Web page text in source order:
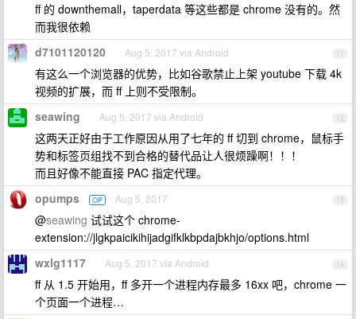
ff 的 downthemall，taperdata 等这些都是 chrome 没有的。然
而我很依赖
11
d7101120120 Aug 5, 2017 via Android
有这么一个浏览器的优势，比如谷歌禁止上架 youtube 下载 4k
视频的扩展，而 ff 上则不受限制。
12
seawing Aug 5, 2017 via Android
这两天正好由于工作原因从用了七年的 ff 切到 chrome，鼠标手
势和标签页组找不到合格的替代品让人很烦躁啊！！！
而且好像不能直接 PAC 指定代理。
13
opumps OP Aug 5, 2017
@seawing 试试这个 chrome-
extension://jlgkpaicikihijadgifklkbpdajbkhjo/options.html
14
wxlg1117 Aug 5, 2017 via Android
ff 从 1.5 开始用，ff 多开一个进程内存最多 16xx 吧，chrome 一
个页面一个进程…